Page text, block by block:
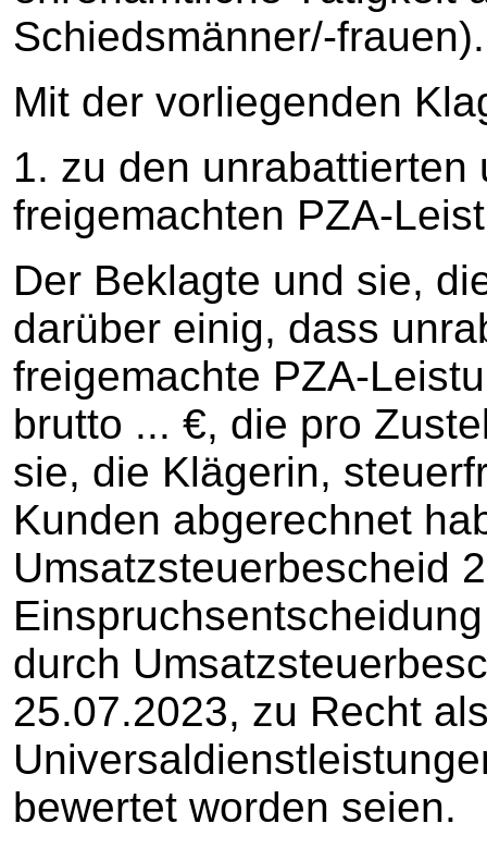
Schiedsmänner/-frauen).
Mit der vorliegenden
1. zu den unrabattierten
freigemachten PZA-
Der Beklagte und sie,
darüber einig, dass
freigemachte PZA-
brutto ... €, die pro
sie, die Klägerin,
Kunden abgerechnet
Umsatzsteuerbescheid
durch
25.07.2023, zu Recht
bewertet worden seien.